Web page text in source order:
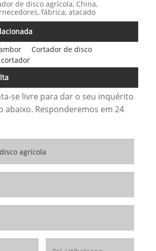
de disco agrícola, China,
fábrica, atacado
Cortador de disco
se livre para dar o seu inquérito
abaixo. Responderemos em 24